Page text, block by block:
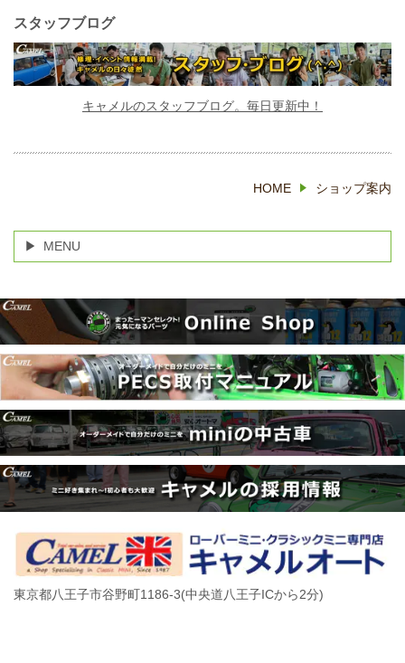
スタッフブログ
キャメルのスタッフブログ。毎日更新中！
HOME ショップ案内
MENU
東京都八王子市谷野町1186-3(中央道八王子ICから2分)